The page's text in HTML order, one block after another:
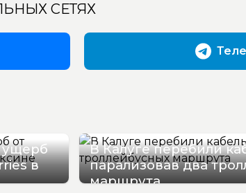
СЕТЯХ
ущерб
в
В Калуге перебили
парализовав два
маршрута